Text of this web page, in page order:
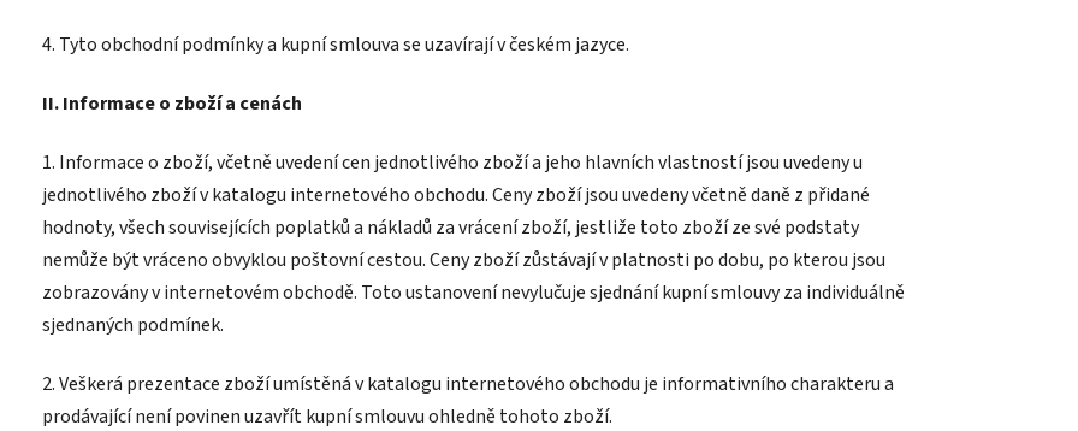
4. Tyto obchodní podmínky a kupní smlouva se uzavírají v českém jazyce.
II. Informace o zboží a cenách
1. Informace o zboží, včetně uvedení cen jednotlivého zboží a jeho hlavních vlastností jsou uvedeny u
jednotlivého zboží v katalogu internetového obchodu. Ceny zboží jsou uvedeny včetně daně z přidané
hodnoty, všech souvisejících poplatků a nákladů za vrácení zboží, jestliže toto zboží ze své podstaty
nemůže být vráceno obvyklou poštovní cestou. Ceny zboží zůstávají v platnosti po dobu, po kterou jsou
zobrazovány v internetovém obchodě. Toto ustanovení nevylučuje sjednání kupní smlouvy za individuálně
sjednaných podmínek.
2. Veškerá prezentace zboží umístěná v katalogu internetového obchodu je informativního charakteru a
prodávající není povinen uzavřít kupní smlouvu ohledně tohoto zboží.